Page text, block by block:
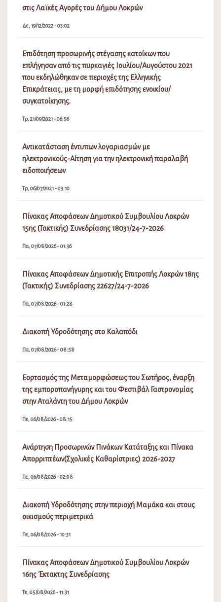
στις Λαϊκές Αγορές του Δήμου Λοκρών
Δε, 19/12/2022 - 03:02
Επιδότηση προσωρινής στέγασης κατοίκων που
επλήγησαν από τις πυρκαγιές Ιουλίου/Αυγούστου 2021
που εκδηλώθηκαν σε περιοχές της Ελληνικής
Επικράτειας, με τη μορφή επιδότησης ενοικίου/
συγκατοίκησης.
Τρ, 21/09/2021 - 06:56
Αντικατάσταση έντυπων λογαριασμών με
ηλεκτρονικούς-Αίτηση για την ηλεκτρονική παραλαβή
ειδοποιήσεων
Τρ, 06/07/2021 - 03:10
Πίνακας Αποφάσεων Δημοτικού Συμβουλίου Λοκρών
15ης (Τακτικής) Συνεδρίασης 18031/24-7-2026
Πα, 07/08/2026 - 01:36
Πίνακας Αποφάσεων Δημοτικής Επιτροπής Λοκρών 18ης
(Τακτικής) Συνεδρίασης 22627/24-7-2026
Πα, 07/08/2026 - 01:28
Διακοπή Υδροδότησης στο Καλαπόδι
Πα, 07/08/2026 - 08:58
Εορτασμός της Μεταμορφώσεως του Σωτήρος, έναρξη
της εμποροπανήγυρης και του Φεστιβάλ Γαστρονομίας
στην Αταλάντη του Δήμου Λοκρών
Πε, 06/08/2026 - 08:15
Ανάρτηση Προσωρινών Πινάκων Κατάταξης και Πίνακα
Απορριπτέων(Σχολικές Καθαρίστριες) 2026-2027
Πε, 06/08/2026 - 02:08
Διακοπή Υδροδότησης στην περιοχή Μαμάκα και στους
οικισμούς περιμετρικά
Πε, 06/08/2026 - 10:31
Πίνακας Αποφάσεων Δημοτικού Συμβουλίου Λοκρών
16ης Έκτακτης Συνεδρίασης
Τε, 05/08/2026 - 11:31